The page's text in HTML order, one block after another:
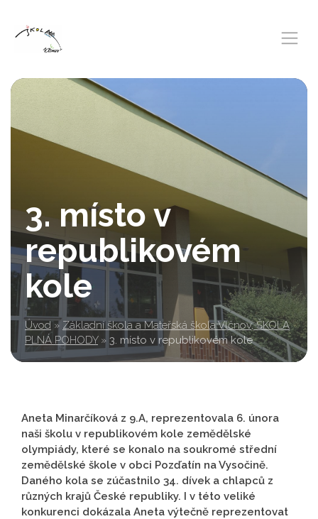
3. místo v
republikovém
kole
Úvod » Základní škola a Mateřská škola Vlčnov, ŠKOLA
PLNÁ POHODY » 3. místo v republikovém kole
Aneta Minarčíková z 9.A, reprezentovala 6. února
naši školu v republikovém kole zemědělské
olympiády, které se konalo na soukromé střední
zemědělské škole v obci Pozďatín na Vysočině.
Daného kola se zúčastnilo 34. dívek a chlapců z
různých krajů České republiky. I v této veliké
konkurenci dokázala Aneta výtečně reprezentovat